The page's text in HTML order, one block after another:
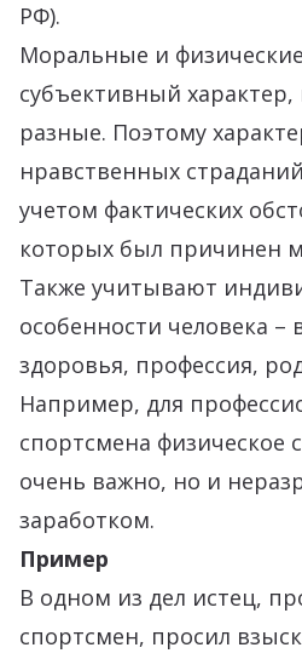
РФ).
Моральные и
субъективный
разные. Поэтому
нравственных
учетом фактических
которых был причинен
Также учитывают
особенности человека –
здоровья, профессия,
Например, для
спортсмена физическое
очень важно, но и
заработком.
Пример
В одном из дел истец,
спортсмен, просил